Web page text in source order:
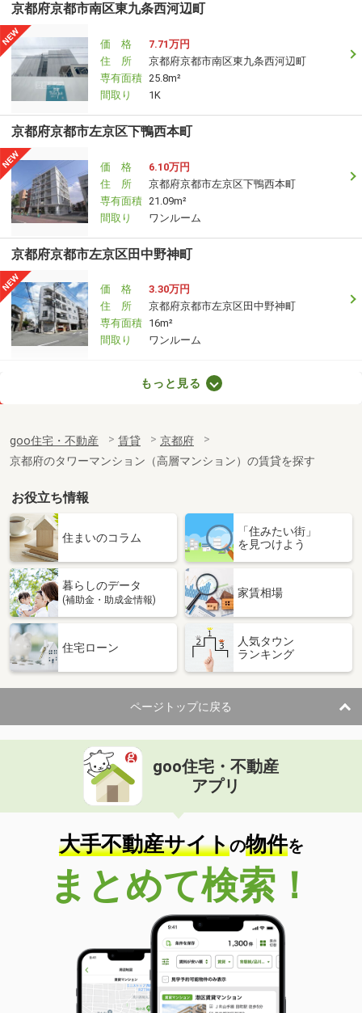
京都府京都市南区東九条西河辺町
価 格
7.71万円
住 所
京都府京都市南区東九条西河辺町
専有面積 25.8m²
間取り
1K
京都府京都市左京区下鴨西本町
価 格
6.10万円
住 所
京都府京都市左京区下鴨西本町
専有面積 21.09m²
間取り
ワンルーム
京都府京都市左京区田中野神町
価 格
3.30万円
住 所
京都府京都市左京区田中野神町
専有面積 16m²
間取り
ワンルーム
京都府城陽市久世南垣内
専有面積
32.9m²
間取り
ワンルーム
京都府京都市左京区東門前町
価 格
京都府京都市左京区東門前町
専有面積 43m²
間取り
京都府京都市南区西九条南田町
住 所
京都府京都市南区西九条南田町
専有面積 21.8m²
間取り
1K
京都府京都市下京区天使突抜１丁目
価 格
12.05万円
住 所
京都府京都市下京区天使突抜１丁目
専有面積 38.65m²
間取り
1LDK
京都府京都市右京区太秦藤ケ森町
価 格
7.30万円
京都府京都市右京区太秦藤ケ森町
30.16m²
間取り
1LDK
京都府京都市南区東九条西河辺町
もっと見る
goo住宅・不動産 賃貸
京都府
京都府のタワーマンション（高層マンション）の賃貸を探す
お役立ち情報
住まいのコラム
「住みたい街」
を見つけよう
暮らしのデータ
(補助金・助成金情報)
家賃相場
住宅ローン
人気タウン
ランキング
ページトップに戻る
goo住宅・不動産
アプリ
大手不動産サイトの物件を
まとめて検索！